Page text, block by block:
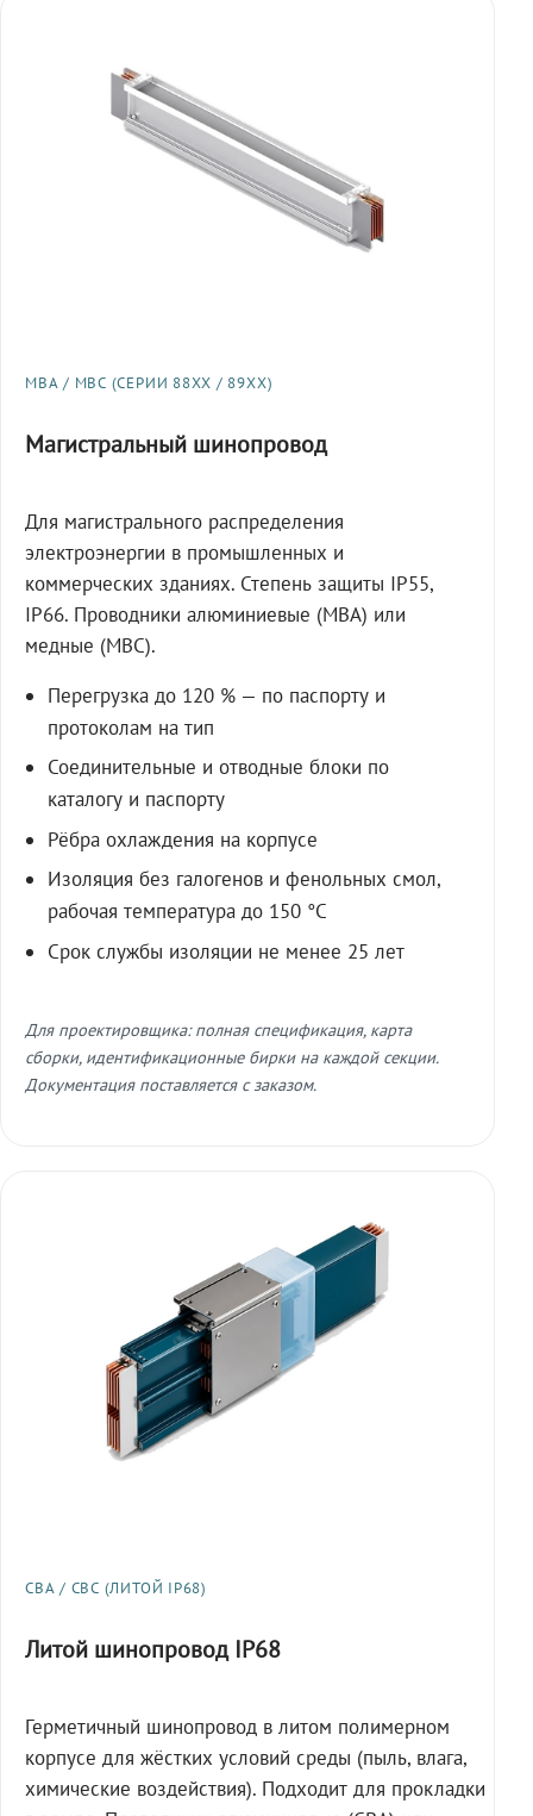
МВА / МВС (СЕРИИ 88XX / 89XX)
Магистральный шинопровод
Для магистрального распределения
электроэнергии в промышленных и
коммерческих зданиях. Степень защиты IP55,
IP66. Проводники алюминиевые (МВА) или
медные (МВС).
Перегрузка до 120 % — по паспорту и
протоколам на тип
Соединительные и отводные блоки по
каталогу и паспорту
Рёбра охлаждения на корпусе
Изоляция без галогенов и фенольных смол,
рабочая температура до 150 °C
Срок службы изоляции не менее 25 лет
Для проектировщика: полная спецификация, карта
сборки, идентификационные бирки на каждой секции.
Документация поставляется с заказом.
СВА / СВС (ЛИТОЙ IP68)
Литой шинопровод IP68
Герметичный шинопровод в литом полимерном
корпусе для жёстких условий среды (пыль, влага,
химические воздействия). Подходит для прокладки